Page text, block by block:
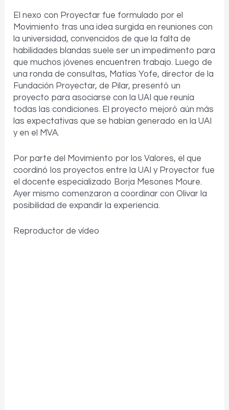
El nexo con Proyectar fue formulado por el
Movimiento tras una idea surgida en reuniones con
la universidad, convencidos de que la falta de
habilidades blandas suele ser un impedimento para
que muchos jóvenes encuentren trabajo. Luego de
una ronda de consultas, Matías Yofe, director de la
Fundación Proyectar, de Pilar, presentó un
proyecto para asociarse con la UAI que reunía
todas las condiciones. El proyecto mejoró aún más
las expectativas que se habían generado en la UAI
y en el MVA.
Por parte del Movimiento por los Valores, el que
coordinó los proyectos entre la UAI y Proyector fue
el docente especializado Borja Mesones Moure.
Ayer mismo comenzaron a coordinar con Olivar la
posibilidad de expandir la experiencia.
Reproductor de vídeo